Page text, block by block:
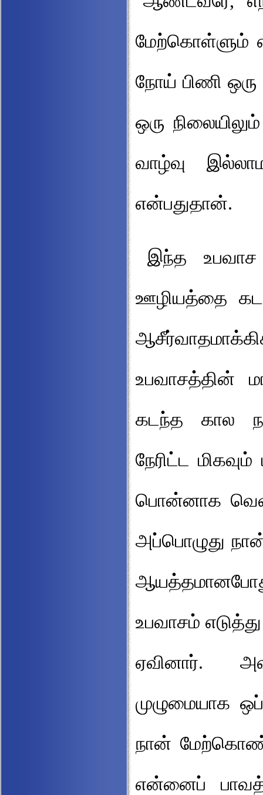
மேற்கொள்ளும்
நோய் பிணி
ஒரு
வாழ்வு
என்பதுதான்.
இந்த
ஊழியத்தை
உபவாசத்தின்
கடந்த கால
நேரிட்ட
பொன்னாக
அப்பொழுது
உபவாசம்
ஏவினார்.
முழுமையாக
நான்
என்னைப்